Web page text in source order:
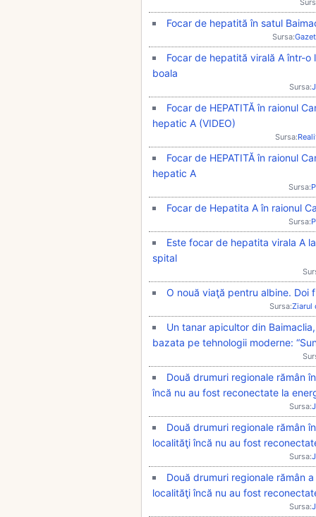
Focar de hepatită în satul
Sursa:
Focar de hepatită virală A într-
boala
Sursa:
Focar de HEPATITĂ în raionul
hepatic A (VIDEO)
Sursa:
Focar de HEPATITĂ în raionul
hepatic A
Sursa:
Focar de Hepatita A în raionul
Sursa:
Este focar de hepatita virala A
spital
O nouă viaţă pentru albine. Doi
Sursa:Ziarul
Un tanar apicultor din
bazata pe tehnologii moderne:
Două drumuri regionale rămân
încă nu au fost reconectate la
Sursa:
Două drumuri regionale rămân
localităţi încă nu au fost
Sursa:
Două drumuri regionale rămân
localităţi încă nu au fost
Sursa: